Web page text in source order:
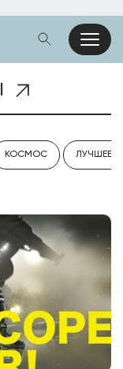
КОСМОС ЛУЧШЕЕ